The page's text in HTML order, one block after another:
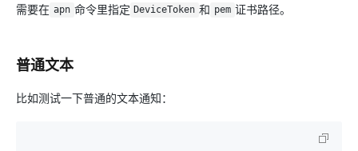
需要在 apn 命令里指定 DeviceToken 和 pem 证书路径。
普通文本
比如测试一下普通的文本通知：